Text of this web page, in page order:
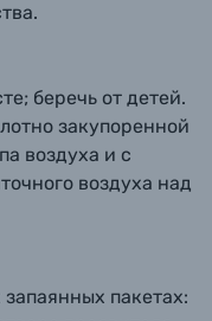
беречь от детей.
закупоренной
воздуха и с
воздуха над
пакетах: